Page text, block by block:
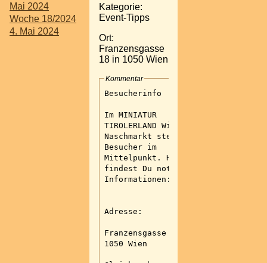
Mai 2024
Woche 18/2024
4. Mai 2024
Kategorie:
Event-Tipps
Ort:
Franzensgasse
18 in 1050 Wien
Kommentar
Besucherinfo
Im MINIATUR
TIROLERLAND Wien-
Naschmarkt steht der
Besucher im
Mittelpunkt. Hier
findest Du notwendige
Informationen:
Adresse:
Franzensgasse 18 in
1050 Wien